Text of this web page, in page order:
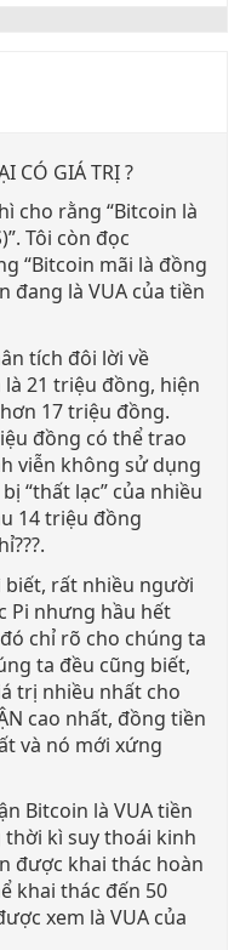
CÓ GIÁ TRỊ ?
cho rằng “Bitcoin là
Tôi còn đọc
“Bitcoin mãi là đồng
đang là VUA của tiền
tích đôi lời về
21 triệu đồng, hiện
17 triệu đồng.
đồng có thể trao
viễn không sử dụng
“thất lạc” của nhiều
14 triệu đồng
rất nhiều người
Pi nhưng hầu hết
chỉ rõ cho chúng ta
ta đều cũng biết,
trị nhiều nhất cho
cao nhất, đồng tiền
và nó mới xứng
Bitcoin là VUA tiền
thời kì suy thoái kinh
được khai thác hoàn
khai thác đến 50
xem là VUA của